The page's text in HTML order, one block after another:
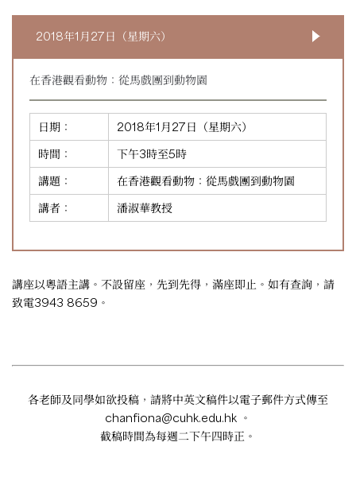
2018年1月27日（星期六）
在香港觀看動物：從馬戲團到動物園
日期：
2018年1月27日（星期六）
時間：
下午3時至5時
講題：
在香港觀看動物：從馬戲團到動物園
講者：
潘淑華教授
講座以粵語主講。不設留座，先到先得，滿座即止。如有查詢，請
致電3943 8659。
各老師及同學如欲投稿，請將中英文稿件以電子郵件方式傳至
chanfiona@cuhk.edu.hk 。
截稿時間為每週二下午四時正。